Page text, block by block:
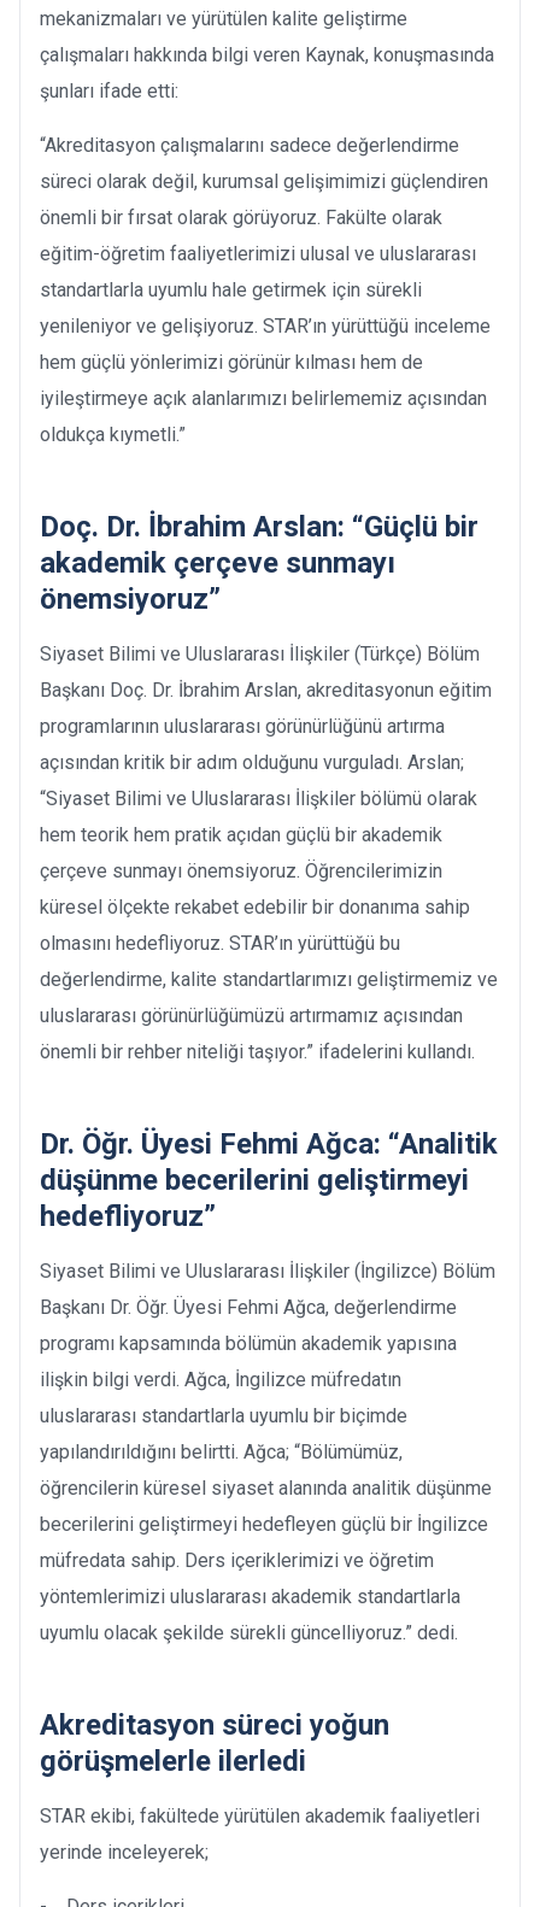
mekanizmaları ve yürütülen kalite geliştirme
çalışmaları hakkında bilgi veren Kaynak, konuşmasında
şunları ifade etti:
“Akreditasyon çalışmalarını sadece değerlendirme
süreci olarak değil, kurumsal gelişimimizi güçlendiren
önemli bir fırsat olarak görüyoruz. Fakülte olarak
eğitim-öğretim faaliyetlerimizi ulusal ve uluslararası
standartlarla uyumlu hale getirmek için sürekli
yenileniyor ve gelişiyoruz. STAR’ın yürüttüğü inceleme
hem güçlü yönlerimizi görünür kılması hem de
iyileştirmeye açık alanlarımızı belirlememiz açısından
oldukça kıymetli.”
Doç. Dr. İbrahim Arslan: “Güçlü bir
akademik çerçeve sunmayı
önemsiyoruz”
Siyaset Bilimi ve Uluslararası İlişkiler (Türkçe) Bölüm
Başkanı Doç. Dr. İbrahim Arslan, akreditasyonun eğitim
programlarının uluslararası görünürlüğünü artırma
açısından kritik bir adım olduğunu vurguladı. Arslan;
“Siyaset Bilimi ve Uluslararası İlişkiler bölümü olarak
hem teorik hem pratik açıdan güçlü bir akademik
çerçeve sunmayı önemsiyoruz. Öğrencilerimizin
küresel ölçekte rekabet edebilir bir donanıma sahip
olmasını hedefliyoruz. STAR’ın yürüttüğü bu
değerlendirme, kalite standartlarımızı geliştirmemiz ve
uluslararası görünürlüğümüzü artırmamız açısından
önemli bir rehber niteliği taşıyor.” ifadelerini kullandı.
Dr. Öğr. Üyesi Fehmi Ağca: “Analitik
düşünme becerilerini geliştirmeyi
hedefliyoruz”
Siyaset Bilimi ve Uluslararası İlişkiler (İngilizce) Bölüm
Başkanı Dr. Öğr. Üyesi Fehmi Ağca, değerlendirme
programı kapsamında bölümün akademik yapısına
ilişkin bilgi verdi. Ağca, İngilizce müfredatın
uluslararası standartlarla uyumlu bir biçimde
yapılandırıldığını belirtti. Ağca; “Bölümümüz,
öğrencilerin küresel siyaset alanında analitik düşünme
becerilerini geliştirmeyi hedefleyen güçlü bir İngilizce
müfredata sahip. Ders içeriklerimizi ve öğretim
yöntemlerimizi uluslararası akademik standartlarla
uyumlu olacak şekilde sürekli güncelliyoruz.” dedi.
Akreditasyon süreci yoğun
görüşmelerle ilerledi
STAR ekibi, fakültede yürütülen akademik faaliyetleri
yerinde inceleyerek;